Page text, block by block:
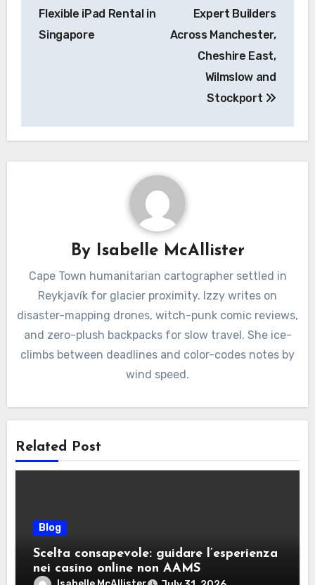
Flexible iPad Rental in
Singapore
Expert Builders
Across Manchester,
Cheshire East,
Wilmslow and
Stockport
By Isabelle McAllister
Cape Town humanitarian cartographer settled in
Reykjavík for glacier proximity. Izzy writes on
disaster-mapping drones, witch-punk comic reviews,
and zero-plush backpacks for slow travel. She ice-
climbs between deadlines and color-codes notes by
wind speed.
Related Post
Blog
Scelta consapevole: guidare l’esperienza
nei casino online non AAMS